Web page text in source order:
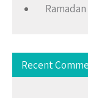
Recent